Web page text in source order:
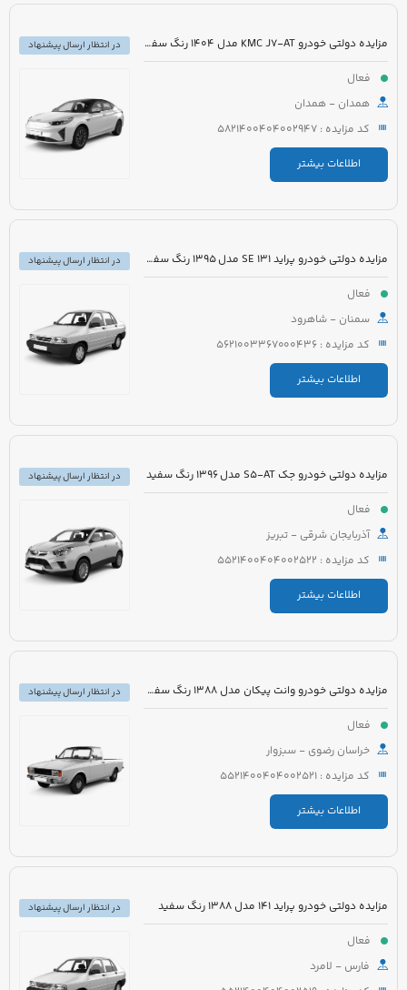
مزایده دولتی خودرو KMC J7-AT مدل 1404 رنگ سفید
فعال
همدان - همدان
کد مزایده : 5821400404002947
اطلاعات بیشتر
در انتظار ارسال پیشنهاد
مزایده دولتی خودرو پراید 131 SE مدل 1395 رنگ سفید روغنی
فعال
سمنان - شاهرود
کد مزایده : 5621003367000436
اطلاعات بیشتر
در انتظار ارسال پیشنهاد
مزایده دولتی خودرو جک S5-AT مدل 1396 رنگ سفید
فعال
آذربایجان شرقی - تبریز
کد مزایده : 5521400404002522
اطلاعات بیشتر
در انتظار ارسال پیشنهاد
مزایده دولتی خودرو وانت پیکان مدل 1388 رنگ سفید شیری
فعال
خراسان رضوی - سبزوار
کد مزایده : 5521400404002521
اطلاعات بیشتر
در انتظار ارسال پیشنهاد
مزایده دولتی خودرو پراید 141 مدل 1388 رنگ سفید
فعال
فارس - لامرد
در انتظار ارسال پیشنهاد